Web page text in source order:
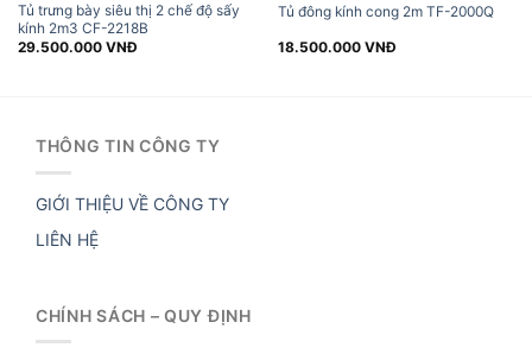
Tủ trưng bày siêu thị 2 chế độ sấy
kính 2m3 CF-2218B
29.500.000 VNĐ
Tủ đông kính cong 2m TF-2000Q
18.500.000 VNĐ
THÔNG TIN CÔNG TY
GIỚI THIỆU VỀ CÔNG TY
LIÊN HỆ
CHÍNH SÁCH – QUY ĐỊNH